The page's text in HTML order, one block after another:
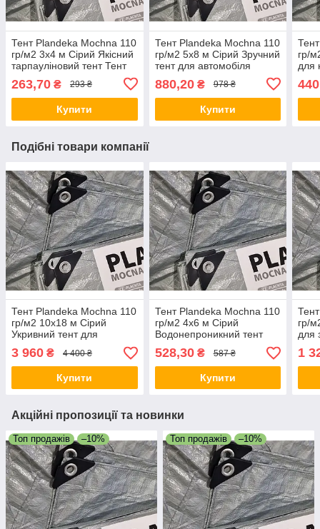
Тент Plandeka Мосhnа 110
гр/м2 3х4 м Сірий Якісний
тарпауліновий тент Тент
господарства
263,70 ₴ 293 ₴
Купити
Тент Plandeka Мосhnа 110
гр/м2 5х8 м Сірий Зручний
тент для автомобіля
мотоцикла
880,20₴ 978 ₴
Купити
гр/
для
Подібні товари компанії
Тент Plandeka Мосhnа 110
гр/м2 10х18 м Сірий
Укривний тент для
Тент для причепа
3 960 ₴ 4 400 ₴
Купити
Тент Plandeka Мосhnа 110
гр/м2 4х6 м Сірий
Водонепроникний тент
Захисний тент від сонця і
дощу
528,30₴ 587 ₴
Купити
гр/
для
1
Акційні пропозиції та новинки
Топ продажів –10% Топ продажів –10%